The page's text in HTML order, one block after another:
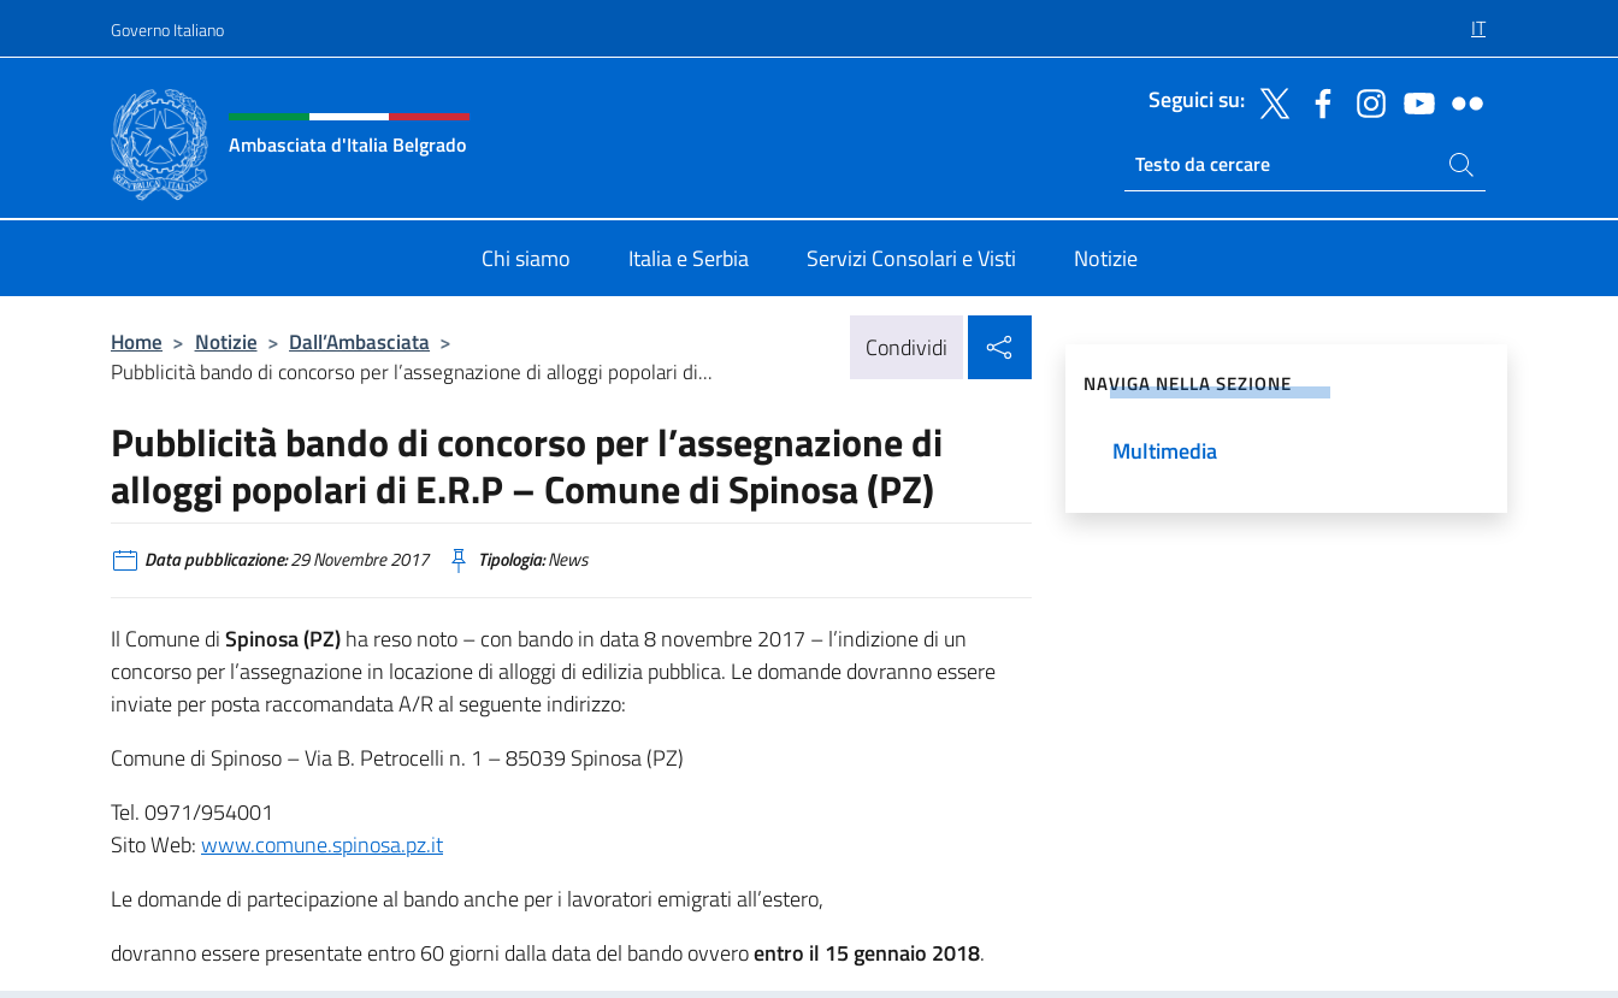
Governo Italiano IT
Intestazione sito, social e menù
Ambasciata d'Italia Belgrado
Seguici su:
Ricerca sito live
Cerca nel sito
Chi siamo Italia e Serbia Servizi Consolari e Visti Notizie
Home > Notizie > Dall’Ambasciata >
Pubblicità bando di concorso per l’assegnazione di alloggi popolari di...
Condividi
Pubblicità bando di concorso per l’assegnazione di
alloggi popolari di E.R.P – Comune di Spinosa (PZ)
Data pubblicazione:29 Novembre 2017 Tipologia:News
Il Comune diSpinosa (PZ)ha reso noto – con bando in data 8 novembre 2017 – l’indizione di un
concorso per l’assegnazione in locazione di alloggi di edilizia pubblica. Le domande dovranno essere
inviate per posta raccomandata A/R al seguente indirizzo:
Comune di Spinoso – Via B. Petrocelli n. 1 – 85039 Spinosa (PZ)
Tel. 0971/954001
Sito Web:www.comune.spinosa.pz.it
Le domande di partecipazione al bando anche per i lavoratori emigrati all’estero,
dovranno essere presentate entro 60 giorni dalla data del bando ovveroentro il 15 gennaio 2018.
NAVIGA NELLA SEZIONE
Multimedia